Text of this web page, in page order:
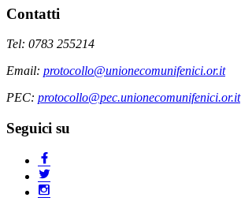
Contatti
Tel: 0783 255214
Email: protocollo@unionecomunifenici.or.it
PEC: protocollo@pec.unionecomunifenici.or.it
Seguici su